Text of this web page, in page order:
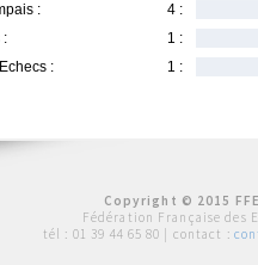
:
4 :
:
1 :
:
1 :
Copyright © 2015
Fédération Française des
tél : 01 39 44 65 80 | contact :